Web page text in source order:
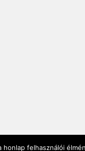
felhasználói